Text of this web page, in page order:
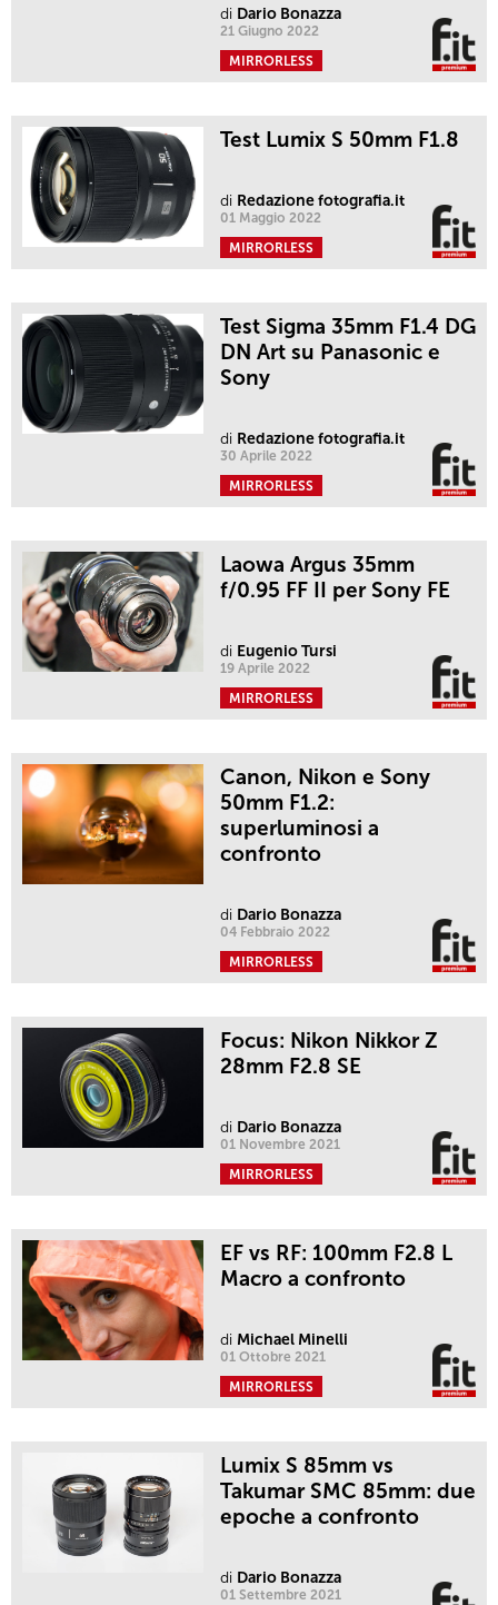
di Dario Bonazza
21 Giugno 2022
MIRRORLESS
Test Lumix S 50mm F1.8
di Redazione fotografia.it
01 Maggio 2022
MIRRORLESS
Test Sigma 35mm F1.4 DG
DN Art su Panasonic e
Sony
di Redazione fotografia.it
30 Aprile 2022
MIRRORLESS
Laowa Argus 35mm
f/0.95 FF II per Sony FE
di Eugenio Tursi
19 Aprile 2022
MIRRORLESS
Canon, Nikon e Sony
50mm F1.2:
superluminosi a
confronto
di Dario Bonazza
04 Febbraio 2022
MIRRORLESS
Focus: Nikon Nikkor Z
28mm F2.8 SE
di Dario Bonazza
01 Novembre 2021
MIRRORLESS
EF vs RF: 100mm F2.8 L
Macro a confronto
di Michael Minelli
01 Ottobre 2021
MIRRORLESS
Lumix S 85mm vs
Takumar SMC 85mm: due
epoche a confronto
di Dario Bonazza
01 Settembre 2021